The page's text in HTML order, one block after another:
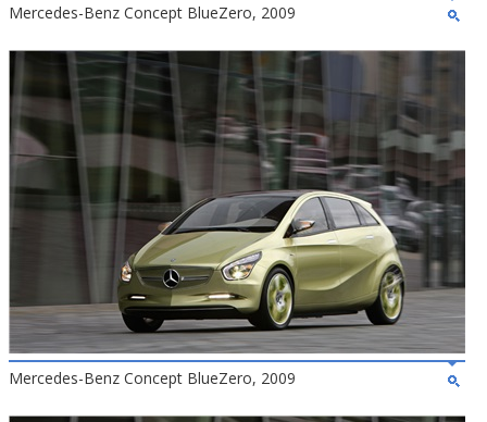
Mercedes-Benz Concept BlueZero, 2009
Mercedes-Benz Concept BlueZero, 2009